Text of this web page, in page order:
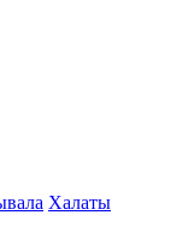
Халаты